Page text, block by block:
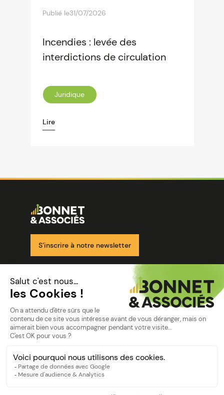
Publié le31/07/2026
Incendies : levée des
interdictions de circulation
Juridique
Lire
Image
S’inscrire à notre newsletter
Nos solutions
Nos cabinets
Mon espace client
Politique de confidentialité
©Bonnet2023